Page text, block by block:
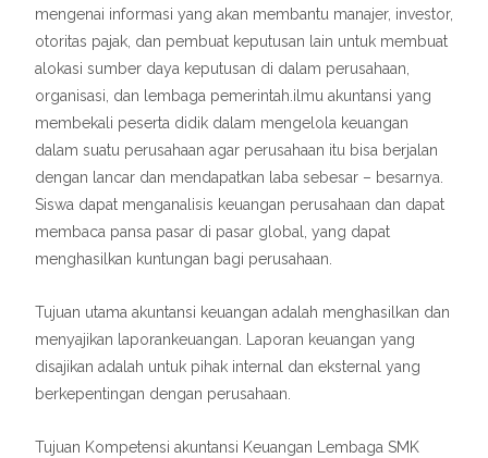
mengenai informasi yang akan membantu manajer, investor,
otoritas pajak, dan pembuat keputusan lain untuk membuat
alokasi sumber daya keputusan di dalam perusahaan,
organisasi, dan lembaga pemerintah.ilmu akuntansi yang
membekali peserta didik dalam mengelola keuangan
dalam suatu perusahaan agar perusahaan itu bisa berjalan
dengan lancar dan mendapatkan laba sebesar – besarnya.
Siswa dapat menganalisis keuangan perusahaan dan dapat
membaca pansa pasar di pasar global, yang dapat
menghasilkan kuntungan bagi perusahaan.
Tujuan utama akuntansi keuangan adalah menghasilkan dan
menyajikan laporankeuangan. Laporan keuangan yang
disajikan adalah untuk pihak internal dan eksternal yang
berkepentingan dengan perusahaan.
Tujuan Kompetensi akuntansi Keuangan Lembaga SMK